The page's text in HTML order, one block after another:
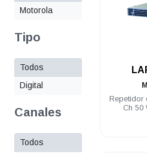
Motorola
Tipo
Todos
Digital
Canales
Todos
Repetidor
Ch 50